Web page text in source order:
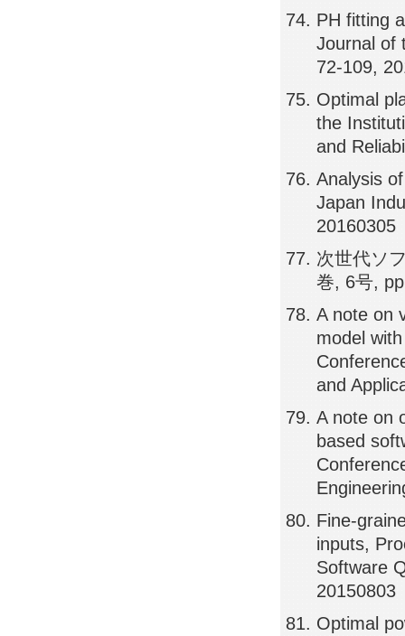
PH fitting
Journal of
72-109,
Optimal
the
and
Analysis
Japan
20160305
次世代ソ
巻, 6号,
A note on
model
and
A note on
based
Fine-
inputs,
Software
20150803
Optimal